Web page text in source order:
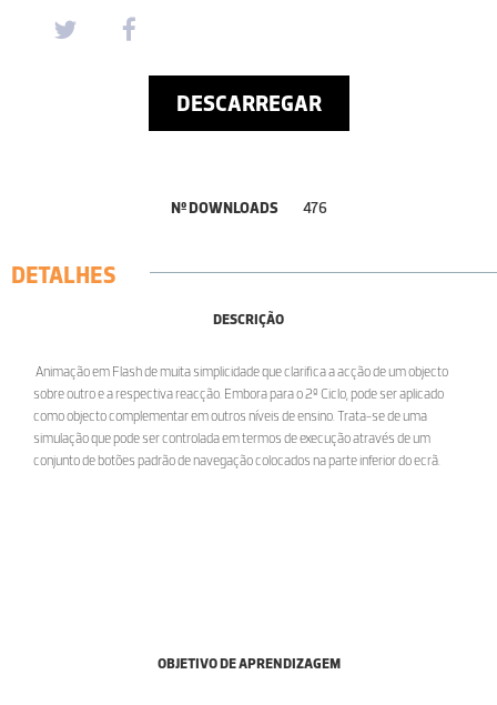
DESCARREGAR
Nº DOWNLOADS 476
DETALHES
DESCRIÇÃO
Animação em Flash de muita simplicidade que clarifica a acção de um objecto
sobre outro e a respectiva reacção. Embora para o 2º Ciclo, pode ser aplicado
como objecto complementar em outros níveis de ensino. Trata-se de uma
simulação que pode ser controlada em termos de execução através de um
conjunto de botões padrão de navegação colocados na parte inferior do ecrã.
OBJETIVO DE APRENDIZAGEM